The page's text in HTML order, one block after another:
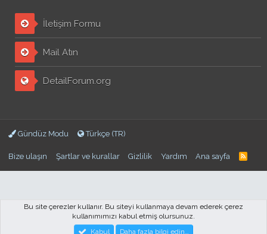
İletişim Formu
Mail Atın
DetailForum.org
Gündüz Modu Türkçe (TR)
Bize ulaşın Şartlar ve kurallar Gizlilik Yardım Ana sayfa
Forum software by XenForo™© 2010-2018 XenForo Ltd.DetailForum.com ©
Bu site çerezler kullanır. Bu siteyi kullanmaya devam ederek çerez
kullanımımızı kabul etmiş olursunuz.
Kabul
Daha fazla bilgi edin…